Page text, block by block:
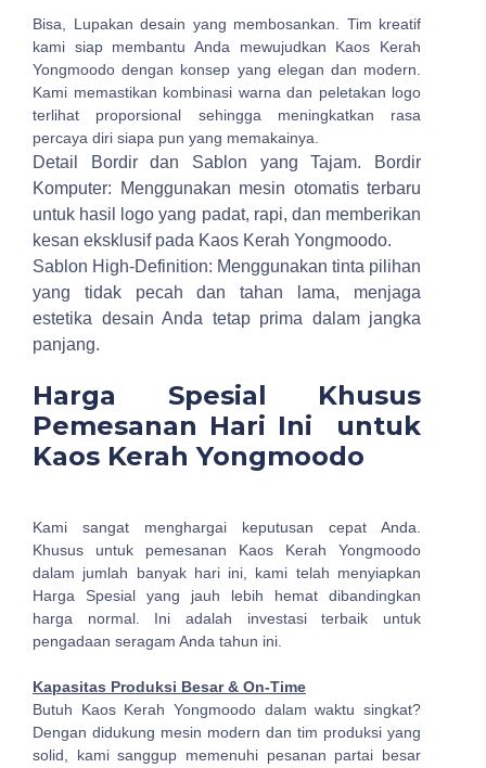
Bisa, Lupakan desain yang membosankan. Tim kreatif
kami siap membantu Anda mewujudkan Kaos Kerah
Yongmoodo dengan konsep yang elegan dan modern.
Kami memastikan kombinasi warna dan peletakan logo
terlihat proporsional sehingga meningkatkan rasa
percaya diri siapa pun yang memakainya.
Detail Bordir dan Sablon yang Tajam.
Bordir
Komputer: Menggunakan mesin otomatis terbaru
untuk hasil logo yang padat, rapi, dan memberikan
kesan eksklusif pada Kaos Kerah Yongmoodo.
Sablon High-Definition: Menggunakan tinta pilihan
yang tidak pecah dan tahan lama, menjaga
estetika desain Anda tetap prima dalam jangka
panjang.
Harga Spesial Khusus
Pemesanan Hari Ini untuk
Kaos Kerah Yongmoodo
Kami sangat menghargai keputusan cepat Anda.
Khusus untuk pemesanan Kaos Kerah Yongmoodo
dalam jumlah banyak hari ini, kami telah menyiapkan
Harga Spesial yang jauh lebih hemat dibandingkan
harga normal. Ini adalah investasi terbaik untuk
pengadaan seragam Anda tahun ini.
Kapasitas Produksi Besar & On-Time
Butuh Kaos Kerah Yongmoodo dalam waktu singkat?
Dengan didukung mesin modern dan tim produksi yang
solid, kami sanggup memenuhi pesanan partai besar